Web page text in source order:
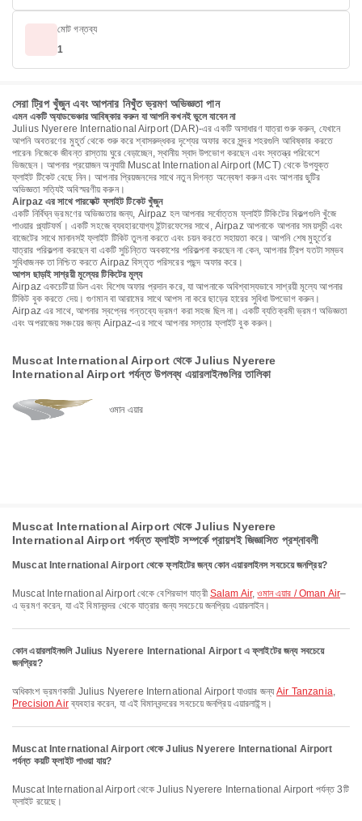
মোট গন্তব্য
1
সেরা ট্রিপ খুঁজুন এবং আপনার নিখুঁত ভ্রমণ অভিজ্ঞতা পান
এমন একটি অ্যাডভেঞ্চার আবিষ্কার করুন যা আপনি কখনই ভুলে যাবেন না
Julius Nyerere International Airport (DAR)-এর একটি অসাধারণ যাত্রা শুরু করুন, যেখানে
আপনি অবতরণের মুহূর্ত থেকে শুরু করে শ্বাসরুদ্ধকর দৃশ্যের অফার করে সুন্দর শহরগুলি আবিষ্কার করতে
পারেন৷ নিজেকে জীবন্ত রাস্তায় ঘুরে বেড়াচ্ছেন, স্থানীয় স্বাদ উপভোগ করছেন এবং স্বতন্ত্র পরিবেশে
ভিজছেন। আপনার প্রয়োজন অনুযায়ী Muscat International Airport (MCT) থেকে উপযুক্ত
ফ্লাইট টিকেট বেছে নিন। আপনার প্রিয়জনদের সাথে নতুন দিগন্ত অন্বেষণ করুন এবং আপনার ছুটির
অভিজ্ঞতা সত্যিই অবিস্মরণীয় করুন।
Airpaz এর সাথে পারফেক্ট ফ্লাইট টিকেট খুঁজুন
একটি নির্বিঘ্ন ভ্রমণের অভিজ্ঞতার জন্য, Airpaz হল আপনার সর্বোত্তম ফ্লাইট টিকিটের বিকল্পগুলি খুঁজে
পাওয়ার প্ল্যাটফর্ম। একটি সহজে ব্যবহারযোগ্য ইন্টারফেসের সাথে, Airpaz আপনাকে আপনার সময়সূচী এবং
বাজেটের সাথে মানানসই ফ্লাইট টিকিট তুলনা করতে এবং চয়ন করতে সহায়তা করে। আপনি শেষ মুহূর্তের
যাত্রার পরিকল্পনা করছেন বা একটি সুচিন্তিত অবকাশের পরিকল্পনা করছেন না কেন, আপনার ট্রিপ যতটা সম্ভব
সুবিধাজনক তা নিশ্চিত করতে Airpaz বিস্তৃত পরিসরের পছন্দ অফার করে।
আপস ছাড়াই সাশ্রয়ী মূল্যের টিকিটের মূল্য
Airpaz একচেটিয়া ডিল এবং বিশেষ অফার প্রদান করে, যা আপনাকে অবিশ্বাস্যভাবে সাশ্রয়ী মূল্যে আপনার
টিকিট বুক করতে দেয়। গুণমান বা আরামের সাথে আপস না করে ছাড়ের হারের সুবিধা উপভোগ করুন।
Airpaz এর সাথে, আপনার স্বপ্নের গন্তব্যে ভ্রমণ করা সহজ ছিল না। একটি ব্যতিক্রমী ভ্রমণ অভিজ্ঞতা
এবং অপরাজেয় সঞ্চয়ের জন্য Airpaz-এর সাথে আপনার সস্তার ফ্লাইট বুক করুন।
Muscat International Airport থেকে Julius Nyerere
International Airport পর্যন্ত উপলব্ধ এয়ারলাইনগুলির তালিকা
ওমান এয়ার
Muscat International Airport থেকে Julius Nyerere
International Airport পর্যন্ত ফ্লাইট সম্পর্কে প্রায়শই জিজ্ঞাসিত প্রশ্নাবলী
Muscat International Airport থেকে ফ্লাইটের জন্য কোন এয়ারলাইনস সবচেয়ে জনপ্রিয়?
Muscat International Airport থেকে বেশিরভাগ যাত্রী Salam Air,ওমান এয়ার / Oman Air–
এ ভ্রমণ করেন, যা এই বিমানবন্দর থেকে যাত্রার জন্য সবচেয়ে জনপ্রিয় এয়ারলাইন।
কোন এয়ারলাইনগুলি Julius Nyerere International Airport এ ফ্লাইটের জন্য সবচেয়ে
জনপ্রিয়?
অধিকাংশ ভ্রমণকারী Julius Nyerere International Airport যাওয়ার জন্যAir Tanzania,
Precision Airব্যবহার করেন, যা এই বিমানবন্দরের সবচেয়ে জনপ্রিয় এয়ারলাইন্স।
Muscat International Airport থেকে Julius Nyerere International Airport
পর্যন্ত কয়টি ফ্লাইট পাওয়া যায়?
Muscat International Airport থেকে Julius Nyerere International Airport পর্যন্ত 3টি
ফ্লাইট রয়েছে।